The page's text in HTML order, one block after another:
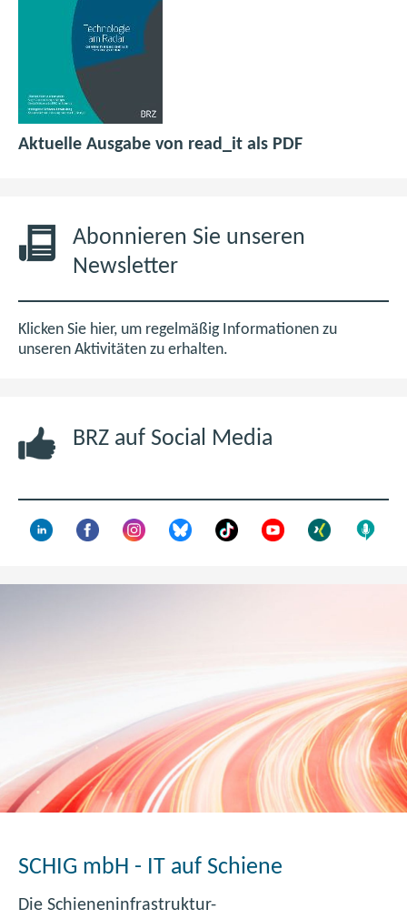
Aktuelle Ausgabe von read_it als PDFp
,
B
(
n
i
m
s
Abonnieren Sie unseren
Newsletter
Klicken Sie hier, um regelmäßig Informationen zu
unseren Aktivitäten zu erhalten.
BRZ auf Social Media
SCHIG mbH - IT auf Schiene
Die Schieneninfrastruktur-